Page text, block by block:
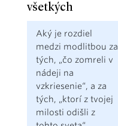
všetkých
Aký je rozdiel
medzi modlitbou za
tých, „čo zomreli v
nádeji na
vzkriesenie“, a za
tých, „ktorí z tvojej
milosti odišli z